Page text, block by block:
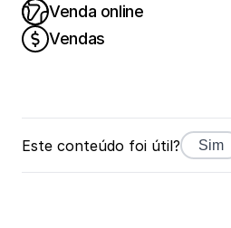
Venda online
Vendas
Este conteúdo foi útil? Sim